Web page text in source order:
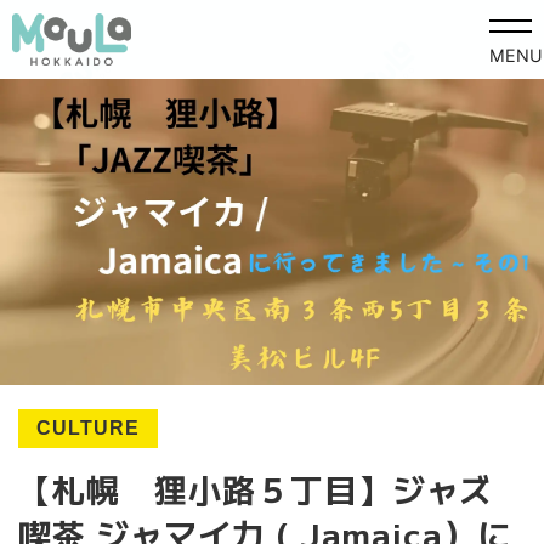
MENU
CULTURE
【札幌 狸小路５丁目】ジャズ
喫茶 ジャマイカ ( Jamaica）に